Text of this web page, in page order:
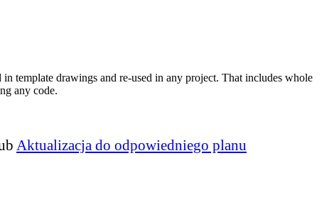
template drawings and re-used in any project. That includes whole
any code.
Aktualizacja do odpowiedniego planu